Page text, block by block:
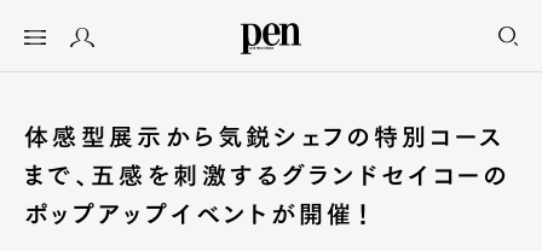
体感型展示から気鋭シェフの特別コース
まで、五感を刺激するグランドセイコーの
ポップアップイベントが開催！